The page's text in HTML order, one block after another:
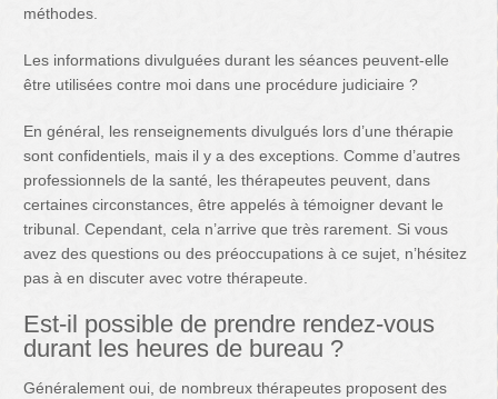
méthodes.
Les informations divulguées durant les séances peuvent-elle
être utilisées contre moi dans une procédure judiciaire ?
En général, les renseignements divulgués lors d’une thérapie
sont confidentiels, mais il y a des exceptions. Comme d’autres
professionnels de la santé, les thérapeutes peuvent, dans
certaines circonstances, être appelés à témoigner devant le
tribunal. Cependant, cela n’arrive que très rarement. Si vous
avez des questions ou des préoccupations à ce sujet, n’hésitez
pas à en discuter avec votre thérapeute.
Est-il possible de prendre rendez-vous
durant les heures de bureau ?
Généralement oui, de nombreux thérapeutes proposent des